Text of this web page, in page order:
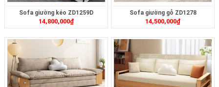
Sofa giường kéo ZD1259D
14,800,000₫
Sofa giường gỗ ZD1278
14,500,000₫